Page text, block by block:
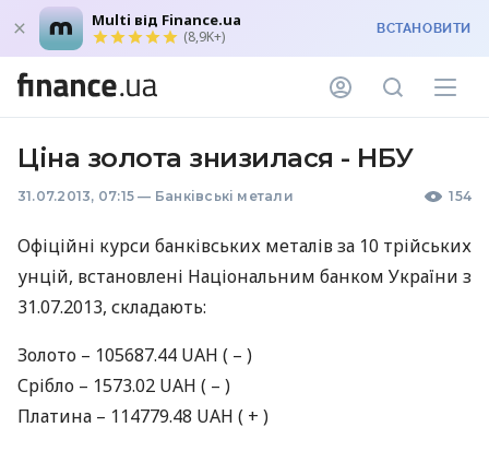
Multi від Finance.ua
(8,9K+) ВСТАНОВИТИ
Ціна золота знизилася - НБУ
31.07.2013, 07:15 — Банківські метали 154
Офіційні курси банківських металів за 10 трiйських
унцій, встановлені Національним банком України з
31.07.2013, складають:
Золото – 105687.44 UAH ( – )
Срiбло – 1573.02 UAH ( – )
Платина – 114779.48 UAH ( + )